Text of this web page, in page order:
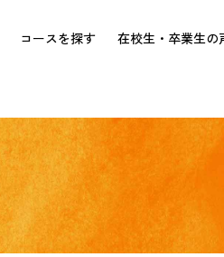
コースを探す 在校生・卒業生の